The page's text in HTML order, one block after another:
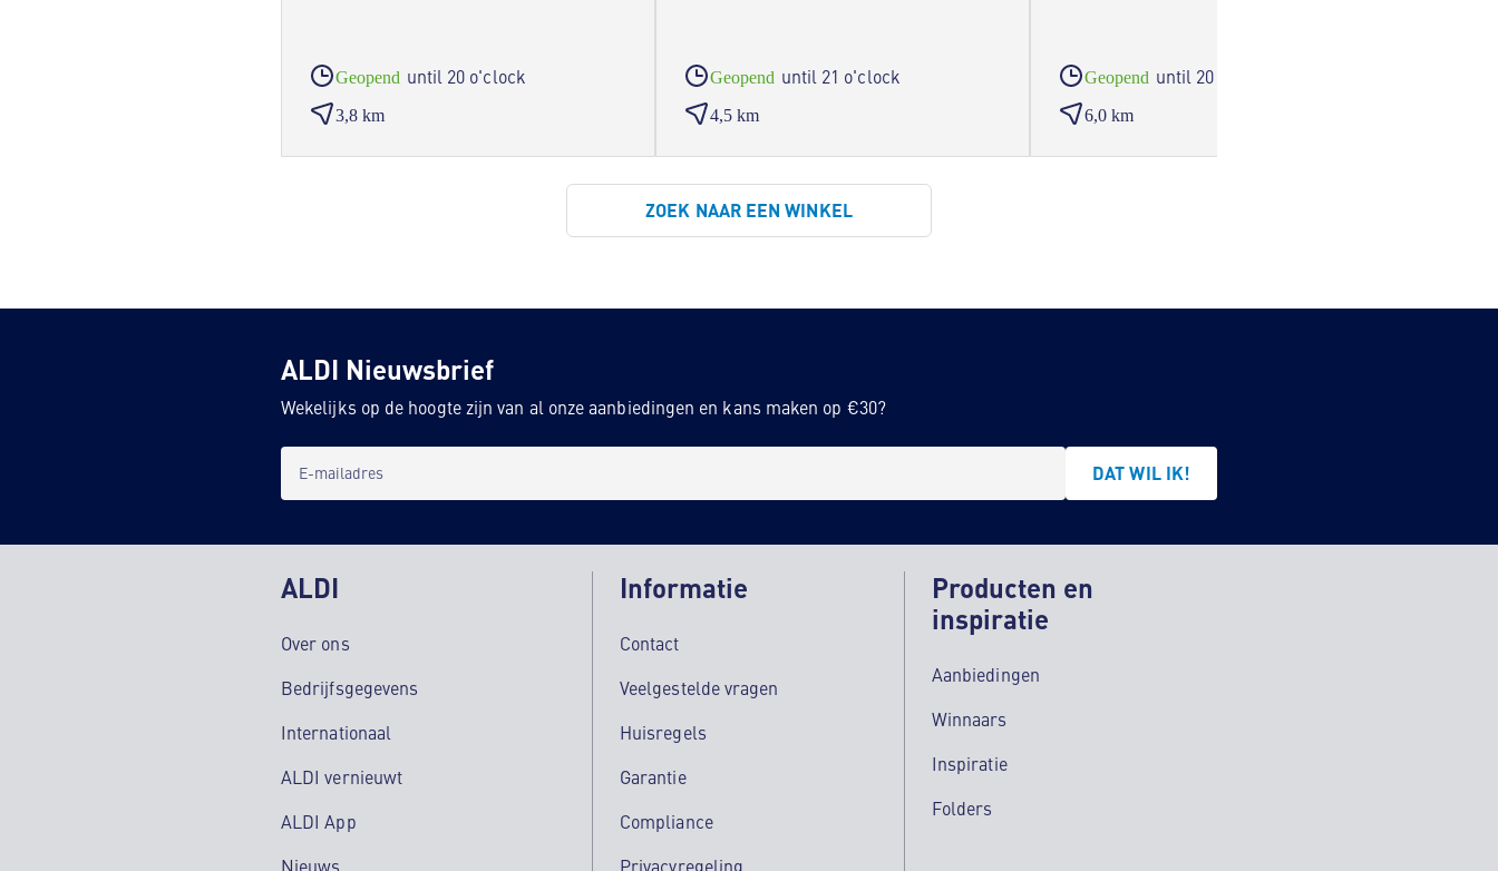
Geopend until 20 o'clock
3,8 km
Geopend until 21 o'clock
4,5 km
Geopend until 20 o'clock
6,0 km
ZOEK NAAR EEN WINKEL
ALDI Nieuwsbrief
Wekelijks op de hoogte zijn van al onze aanbiedingen en kans maken op €30?
E-mailadres DAT WIL IK!
ALDI
Over ons
Bedrijfsgegevens
Internationaal
ALDI vernieuwt
ALDI App
Nieuws
Informatie
Contact
Veelgestelde vragen
Huisregels
Garantie
Compliance
Privacyregeling
Producten en
inspiratie
Aanbiedingen
Winnaars
Inspiratie
Folders